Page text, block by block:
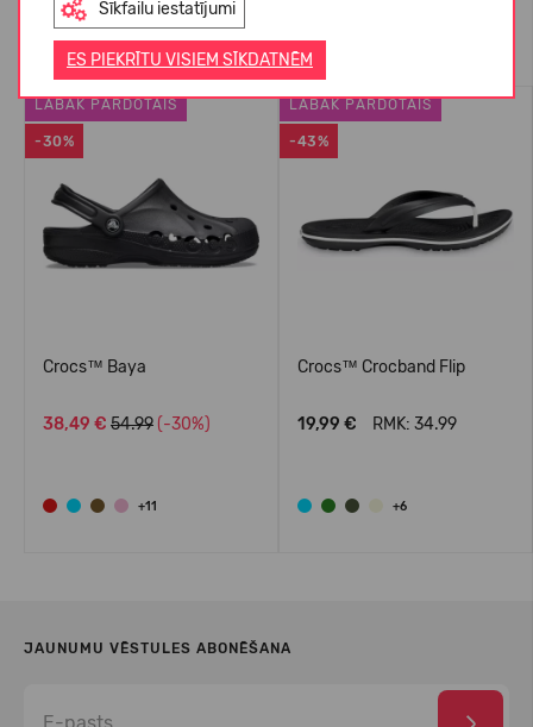
Sīkfailu iestatījumi
ES PIEKRĪTU VISIEM SĪKDATNĒM
Līdzīgas preces
-30%
LABĀK PĀRDOTAIS
Crocs™ Baya
38,49 € 54.99 (-30%)
+11
-43%
LABĀK PĀRDOTAIS
Crocs™ Crocband Flip
19,99 € RMK: 34.99
+6
JAUNUMU VĒSTULES ABONĒŠANA